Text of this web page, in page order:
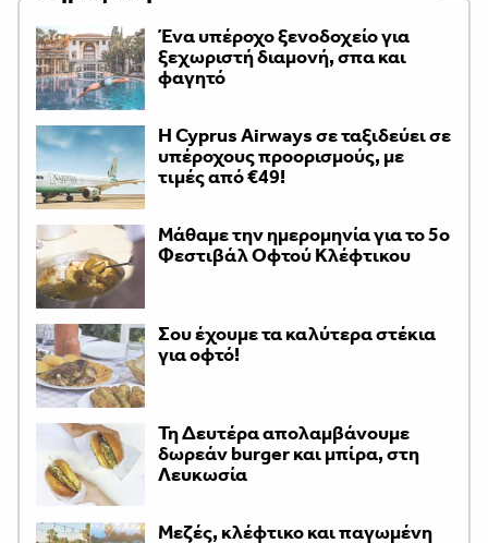
Ένα υπέροχο ξενοδοχείο για
ξεχωριστή διαμονή, σπα και
φαγητό
H Cyprus Airways σε ταξιδεύει σε
υπέροχους προορισμούς, με
τιμές από €49!
Μάθαμε την ημερομηνία για το 5ο
Φεστιβάλ Οφτού Κλέφτικου
Σου έχουμε τα καλύτερα στέκια
για οφτό!
Τη Δευτέρα απολαμβάνουμε
δωρεάν burger και μπίρα, στη
Λευκωσία
Μεζές, κλέφτικο και παγωμένη